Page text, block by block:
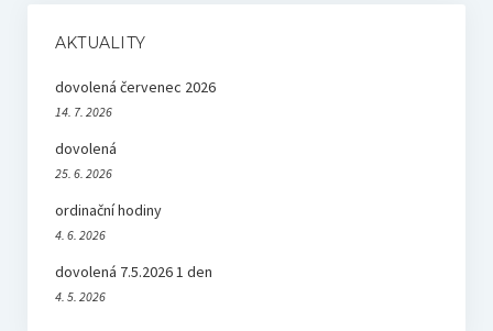
AKTUALITY
dovolená červenec 2026
14. 7. 2026
dovolená
25. 6. 2026
ordinační hodiny
4. 6. 2026
dovolená 7.5.2026 1 den
4. 5. 2026